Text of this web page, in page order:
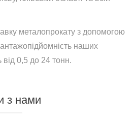
металопрокату з допомогою
наших
від 0,5 до 24 тонн.
з нами